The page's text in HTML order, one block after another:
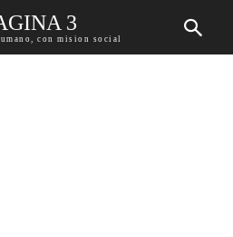
3
con mision social